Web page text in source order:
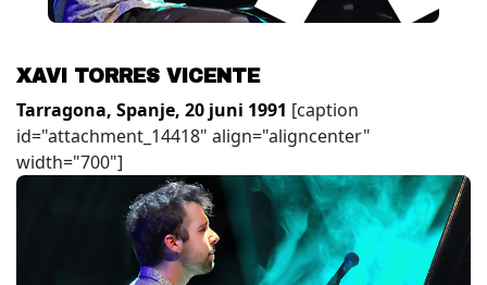
XAVI TORRES VICENTE
Tarragona, Spanje, 20 juni 1991 [caption
id="attachment_14418" align="aligncenter"
width="700"]